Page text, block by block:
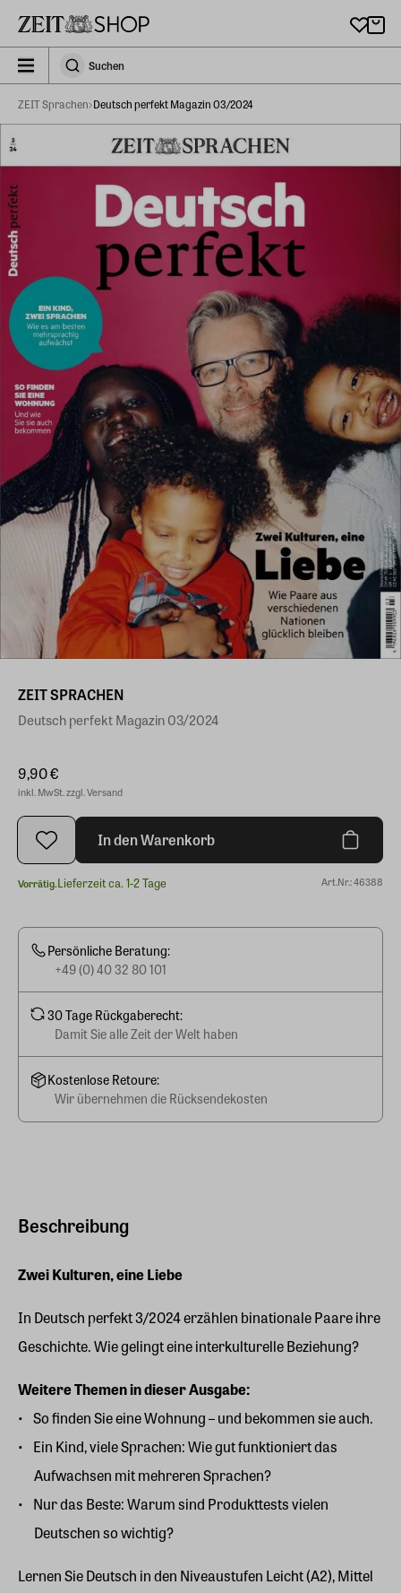
zeit_storefront.components.search.collapsed
SuchenSuchen
ZEIT Sprachen Deutsch perfekt Magazin 03/2024
Beschreibung
Zwei Kulturen, eine Liebe
In Deutsch perfekt 3/2024 erzählen binationale Paare ihre
Geschichte. Wie gelingt eine interkulturelle Beziehung?
Weitere Themen in dieser Ausgabe:
So finden Sie eine Wohnung – und bekommen sie auch.
Ein Kind, viele Sprachen: Wie gut funktioniert das
Aufwachsen mit mehreren Sprachen?
Nur das Beste: Warum sind Produkttests vielen
Deutschen so wichtig?
Lernen Sie Deutsch in den Niveaustufen Leicht (A2), Mittel
ZEIT SPRACHEN
Deutsch perfekt Magazin 03/2024
9,90 €
inkl. MwSt. zzgl. Versand
In den Warenkorb
Vorrätig.Lieferzeit ca. 1-2 Tage Art.Nr.: 46388
Persönliche Beratung:
+49 (0) 40 32 80 101
30 Tage Rückgaberecht:
Damit Sie alle Zeit der Welt haben
Kostenlose Retoure:
Wir übernehmen die Rücksendekosten